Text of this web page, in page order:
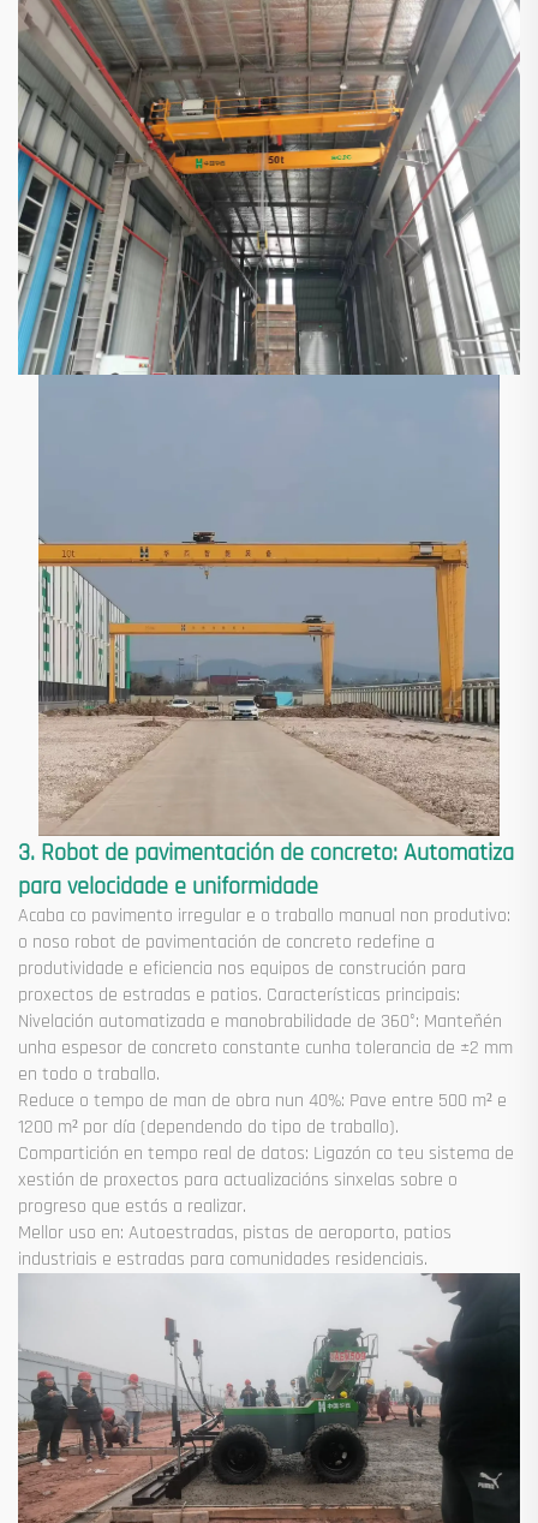
3. Robot de pavimentación de concreto: Automatiza
para velocidade e uniformidade
Acaba co pavimento irregular e o traballo manual non produtivo:
o noso robot de pavimentación de concreto redefine a
produtividade e eficiencia nos equipos de construción para
proxectos de estradas e patios. Características principais:
Nivelación automatizada e manobrabilidade de 360°: Manteñén
unha espesor de concreto constante cunha tolerancia de ±2 mm
en todo o traballo.
Reduce o tempo de man de obra nun 40%: Pave entre 500 m² e
1200 m² por día (dependendo do tipo de traballo).
Compartición en tempo real de datos: Ligazón co teu sistema de
xestión de proxectos para actualizacións sinxelas sobre o
progreso que estás a realizar.
Mellor uso en: Autoestradas, pistas de aeroporto, patios
industriais e estradas para comunidades residenciais.